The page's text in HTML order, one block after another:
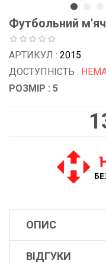
Футбольний
АРТИКУЛ : 2015
ДОСТУПНІСТЬ :
РОЗМІР : 5
ОПИС
ВІДГУКИ